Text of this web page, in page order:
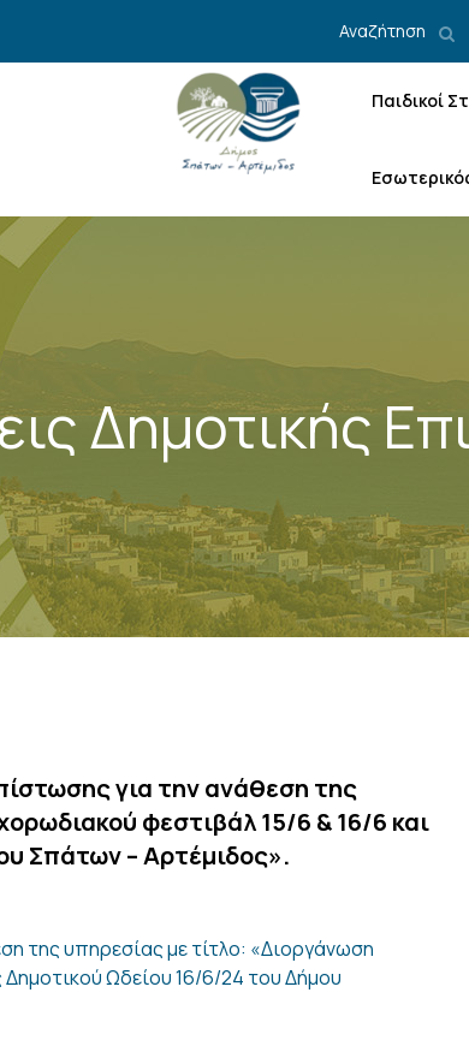
Αναζήτηση
Παιδικοί
Δημοτικής
για την ανάθεση της
φεστιβάλ 15/6 & 16/6 και
Σπάτων – Αρτέμιδος».
της υπηρεσίας με τίτλο: «Διοργάνωση
Ωδείου 16/6/24 του Δήμου